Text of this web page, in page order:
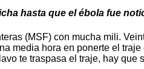
hasta que el ébola fue
(MSF) con mucha mili.
media hora en ponerte el
te traspasa el traje, hay